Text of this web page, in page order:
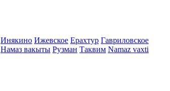
Инякино Ижевское Ерахтур Гавриловское
Намаз вакыты Рузман Таквим Namaz vaxti